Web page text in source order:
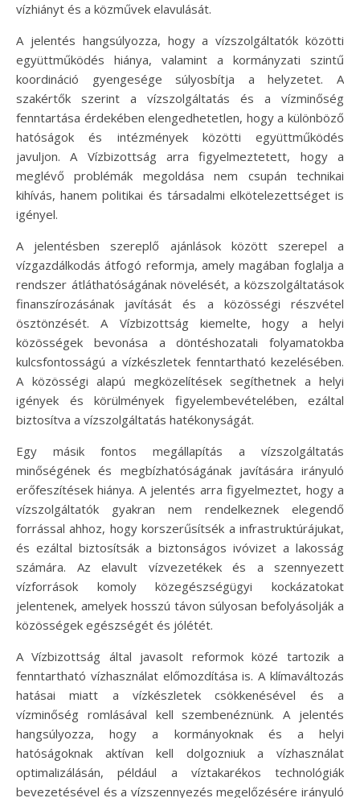
vízhiányt és a közművek elavulását.
A jelentés hangsúlyozza, hogy a vízszolgáltatók közötti
együttműködés hiánya, valamint a kormányzati szintű
koordináció gyengesége súlyosbítja a helyzetet. A
szakértők szerint a vízszolgáltatás és a vízminőség
fenntartása érdekében elengedhetetlen, hogy a különböző
hatóságok és intézmények közötti együttműködés
javuljon. A Vízbizottság arra figyelmeztetett, hogy a
meglévő problémák megoldása nem csupán technikai
kihívás, hanem politikai és társadalmi elkötelezettséget is
igényel.
A jelentésben szereplő ajánlások között szerepel a
vízgazdálkodás átfogó reformja, amely magában foglalja a
rendszer átláthatóságának növelését, a közszolgáltatások
finanszírozásának javítását és a közösségi részvétel
ösztönzését. A Vízbizottság kiemelte, hogy a helyi
közösségek bevonása a döntéshozatali folyamatokba
kulcsfontosságú a vízkészletek fenntartható kezelésében.
A közösségi alapú megközelítések segíthetnek a helyi
igények és körülmények figyelembevételében, ezáltal
biztosítva a vízszolgáltatás hatékonyságát.
Egy másik fontos megállapítás a vízszolgáltatás
minőségének és megbízhatóságának javítására irányuló
erőfeszítések hiánya. A jelentés arra figyelmeztet, hogy a
vízszolgáltatók gyakran nem rendelkeznek elegendő
forrással ahhoz, hogy korszerűsítsék a infrastruktúrájukat,
és ezáltal biztosítsák a biztonságos ivóvizet a lakosság
számára. Az elavult vízvezetékek és a szennyezett
vízforrások komoly közegészségügyi kockázatokat
jelentenek, amelyek hosszú távon súlyosan befolyásolják a
közösségek egészségét és jólétét.
A Vízbizottság által javasolt reformok közé tartozik a
fenntartható vízhasználat előmozdítása is. A klímaváltozás
hatásai miatt a vízkészletek csökkenésével és a
vízminőség romlásával kell szembenéznünk. A jelentés
hangsúlyozza, hogy a kormányoknak és a helyi
hatóságoknak aktívan kell dolgozniuk a vízhasználat
optimalizálásán, például a víztakarékos technológiák
bevezetésével és a vízszennyezés megelőzésére irányuló